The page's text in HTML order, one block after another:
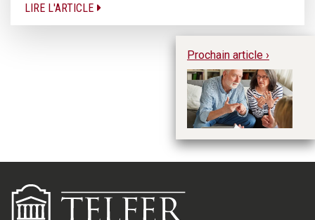
LIRE L'ARTICLE
Prochain article ›